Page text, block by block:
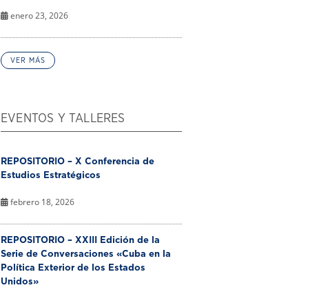
enero 23, 2026
VER MÁS
EVENTOS Y TALLERES
REPOSITORIO – X Conferencia de
Estudios Estratégicos
febrero 18, 2026
REPOSITORIO – XXIII Edición de la
Serie de Conversaciones «Cuba en la
Política Exterior de los Estados
Unidos»